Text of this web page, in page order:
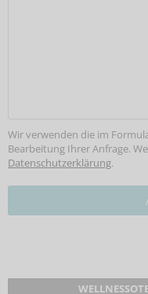
Wir verwenden die im
Bearbeitung Ihrer Anfrage.
Datenschutzerklärung.